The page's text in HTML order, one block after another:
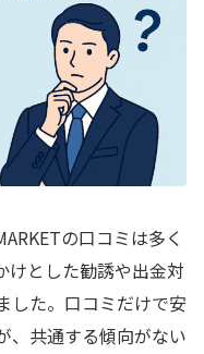
の口コミは多く
けとした勧誘や出金対
した。口コミだけで安
、共通する傾向がない